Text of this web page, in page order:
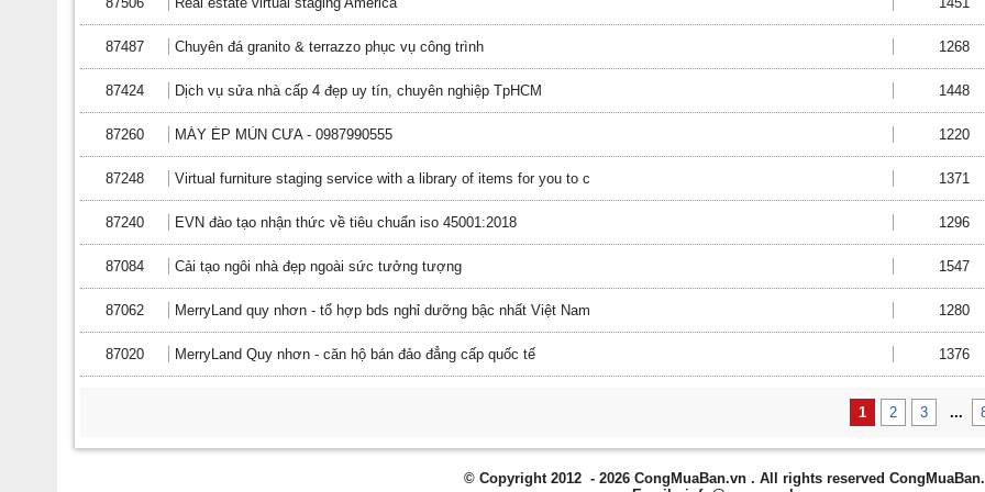
87487 Chuyên đá granito & terrazzo phục vụ công trình 1268
87424 Dịch vụ sửa nhà cấp 4 đẹp uy tín, chuyên nghiệp TpHCM 1448
87260 MÁY ÉP MÙN CƯA - 0987990555 1220
87248 Virtual furniture staging service with a library of items for you to c 1371
87240 EVN đào tạo nhận thức về tiêu chuẩn iso 45001:2018 1296
87084 Cải tạo ngôi nhà đẹp ngoài sức tưởng tượng 1547
87062 MerryLand quy nhơn - tổ hợp bds nghỉ dưỡng bậc nhất Việt Nam 1280
87020 MerryLand Quy nhơn - căn hộ bán đảo đẳng cấp quốc tế 1376
1 2 3 ...
© Copyright 2012 - 2026 CongMuaBan.vn. All rights reserved